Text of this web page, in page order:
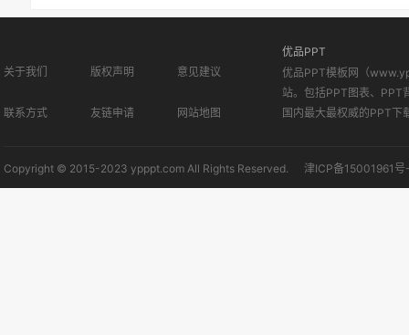
关于我们 版权声明 意见建议
联系方式 友链申请 网站地图
优品PPT
优品PPT模板网（
站。包括PPT图表、PPT
国内最大最权威的PPT下
Copyright © 2015-2023 ypppt.com All Rights Reserved. 津ICP备15001961号